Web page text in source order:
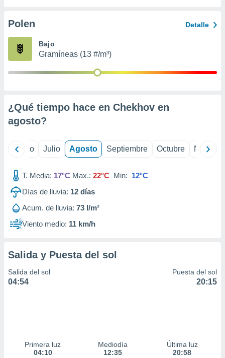
e
mediante
de
1199
Polen Detalle
Bajo
Gramíneas (13 #/m³)
¿Qué tiempo hace en Chekhov en
agosto?
Junio Julio Agosto Septiembre Octubre
T. Media: 17°C Max.: 22°C Min: 12°C
Días de lluvia: 12 días
Acum. de lluvia: 73 l/m²
Viento medio: 11 km/h
Salida y Puesta del sol
Salida del sol
04:54
Puesta del sol
20:15
Primera luz
04:10
Mediodía
12:35
Última luz
20:58